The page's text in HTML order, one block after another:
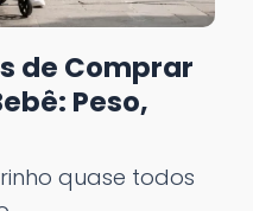
de Comprar
Peso,
quase todos